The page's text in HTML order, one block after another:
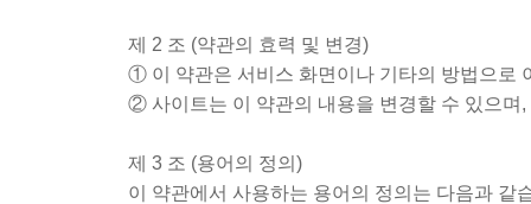
제 2 조 (약관의 효력 및 변경)
① 이 약관은 서비스 화면이나 기타의 방법으로
② 사이트는 이 약관의 내용을 변경할 수 있으며
제 3 조 (용어의 정의)
이 약관에서 사용하는 용어의 정의는 다음과 같